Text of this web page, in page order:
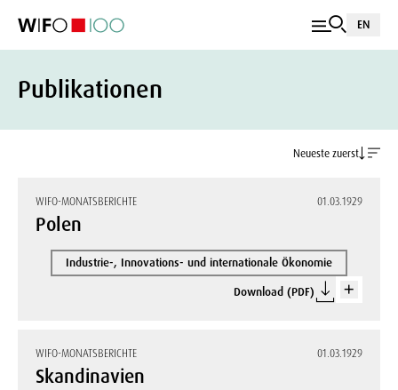
EN
Publikationen
Neueste zuerst
WIFO-MONATSBERICHTE 01.03.1929
Polen
Industrie-, Innovations- und internationale Ökonomie
Download (PDF)
WIFO-MONATSBERICHTE 01.03.1929
Skandinavien